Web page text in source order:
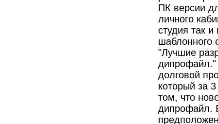
ПК версии
личного
студия так
шаблонного
"Лучшие
дипрофайл."
долговой
который за
том, что
дипрофайл.